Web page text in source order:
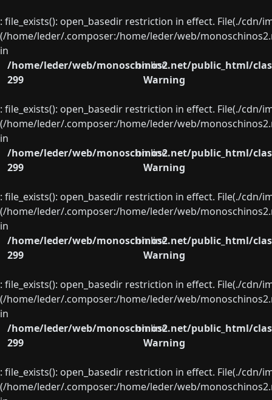
: file_exists(): open_basedir restriction in effect. File(./
(/home/leder/.composer:/home/leder/web/
in
/home/leder/web/monoschinos2.net/public_html/
on line
299
Warning
: file_exists(): open_basedir restriction in effect. File(./
(/home/leder/.composer:/home/leder/web/
in
/home/leder/web/monoschinos2.net/public_html/
on line
299
Warning
: file_exists(): open_basedir restriction in effect. File(./
(/home/leder/.composer:/home/leder/web/
in
/home/leder/web/monoschinos2.net/public_html/
on line
299
Warning
: file_exists(): open_basedir restriction in effect. File(./
(/home/leder/.composer:/home/leder/web/
in
/home/leder/web/monoschinos2.net/public_html/
on line
299
Warning
: file_exists(): open_basedir restriction in effect. File(./
(/home/leder/.composer:/home/leder/web/